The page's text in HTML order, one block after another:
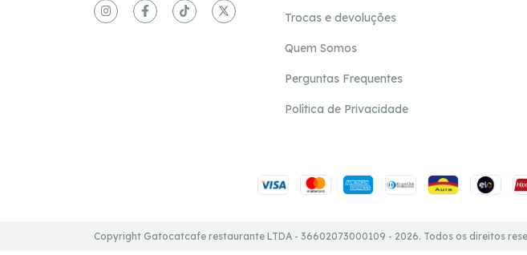
Trocas e devoluções
Quem Somos
Perguntas Frequentes
Política de Privacidade
Copyright Gatocatcafe restaurante LTDA - 36602073000109 - 2026. Todos os direitos